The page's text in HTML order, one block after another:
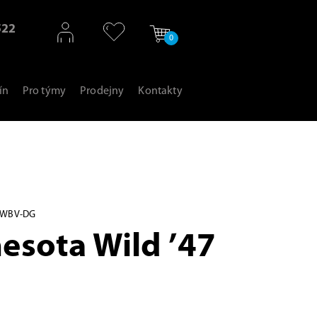
0
Pro týmy Prodejny Kontakty
DG
Wild ’47